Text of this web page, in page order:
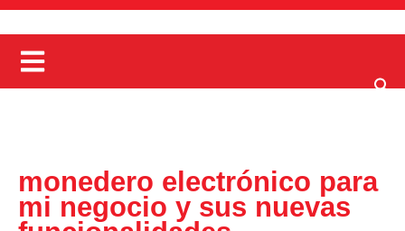
monedero electrónico para
mi negocio y sus nuevas